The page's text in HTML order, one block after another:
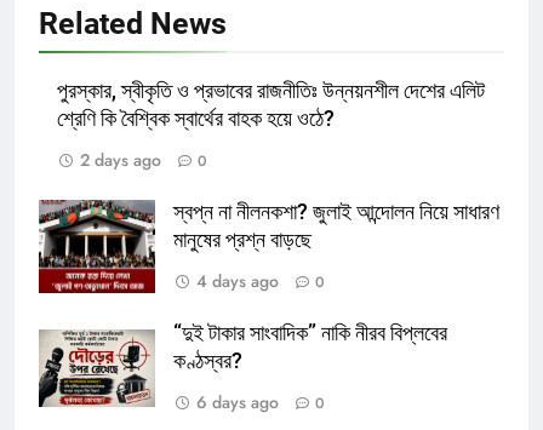
Related News
পুরস্কার, স্বীকৃতি ও প্রভাবের রাজনীতিঃ উন্নয়নশীল দেশের এলিট
শ্রেণি কি বৈশ্বিক স্বার্থের বাহক হয়ে ওঠে?
2 days ago
0
স্বপ্ন না নীলনকশা? জুলাই আন্দোলন নিয়ে সাধারণ
মানুষের প্রশ্ন বাড়ছে
4 days ago
0
“দুই টাকার সাংবাদিক” নাকি নীরব বিপ্লবের
কণ্ঠস্বর?
6 days ago
0